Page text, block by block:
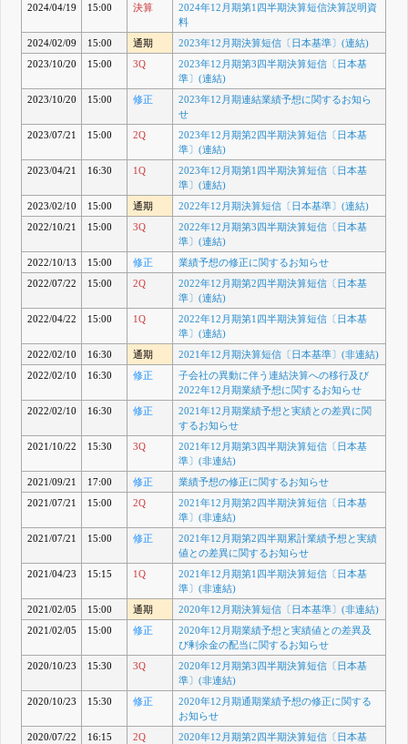
2024/04/19
15:00 決算
2024年12月期第1四半期決算短信決算説明資
料
2024/02/09
15:00 通期
2023年12月期決算短信〔日本基準〕(連結)
2023/10/20
15:00 3Q
2023年12月期第3四半期決算短信〔日本基
準〕(連結)
2023/10/20
15:00 修正
2023年12月期連結業績予想に関するお知ら
せ
2023/07/21
15:00 2Q
2023年12月期第2四半期決算短信〔日本基
準〕(連結)
2023/04/21
16:30 1Q
2023年12月期第1四半期決算短信〔日本基
準〕(連結)
2023/02/10
15:00 通期
2022年12月期決算短信〔日本基準〕(連結)
2022/10/21
15:00 3Q
2022年12月期第3四半期決算短信〔日本基
準〕(連結)
2022/10/13
15:00 修正
業績予想の修正に関するお知らせ
2022/07/22
15:00 2Q
2022年12月期第2四半期決算短信〔日本基
準〕(連結)
2022/04/22
15:00 1Q
2022年12月期第1四半期決算短信〔日本基
準〕(連結)
2022/02/10
16:30 通期
2021年12月期決算短信〔日本基準〕(非連結)
2022/02/10
16:30 修正
子会社の異動に伴う連結決算への移行及び
2022年12月期業績予想に関するお知らせ
2022/02/10
16:30 修正
2021年12月期業績予想と実績との差異に関
するお知らせ
2021/10/22
15:30 3Q
2021年12月期第3四半期決算短信〔日本基
準〕(非連結)
2021/09/21
17:00 修正
業績予想の修正に関するお知らせ
2021/07/21
15:00 2Q
2021年12月期第2四半期決算短信〔日本基
準〕(非連結)
2021/07/21
15:00 修正
2021年12月期第2四半期累計業績予想と実績
値との差異に関するお知らせ
2021/04/23
15:15 1Q
2021年12月期第1四半期決算短信〔日本基
準〕(非連結)
2021/02/05
15:00 通期
2020年12月期決算短信〔日本基準〕(非連結)
2021/02/05
15:00 修正
2020年12月期業績予想と実績値との差異及
び剰余金の配当に関するお知らせ
2020/10/23
15:30 3Q
2020年12月期第3四半期決算短信〔日本基
準〕(非連結)
2020/10/23
15:30 修正
2020年12月期通期業績予想の修正に関する
お知らせ
2020/07/22
16:15 2Q 2020年12月期第2四半期決算短信〔日本基